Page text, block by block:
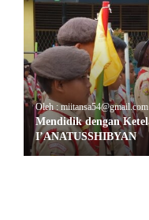
Oleh : miitansa54@gmail.com
Mendidik dengan
I’ANATUSSHIBYAN